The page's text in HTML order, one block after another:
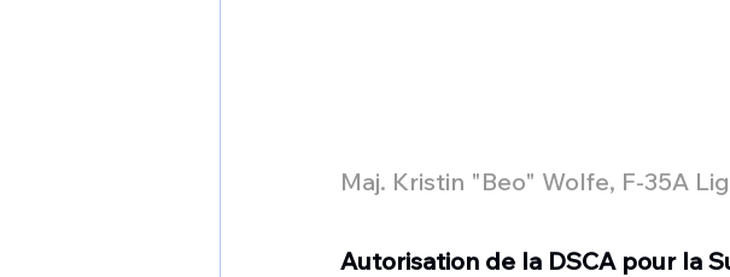
Maj. Kristin "Beo" Wolfe, F-35A
Autorisation de la DSCA pour la